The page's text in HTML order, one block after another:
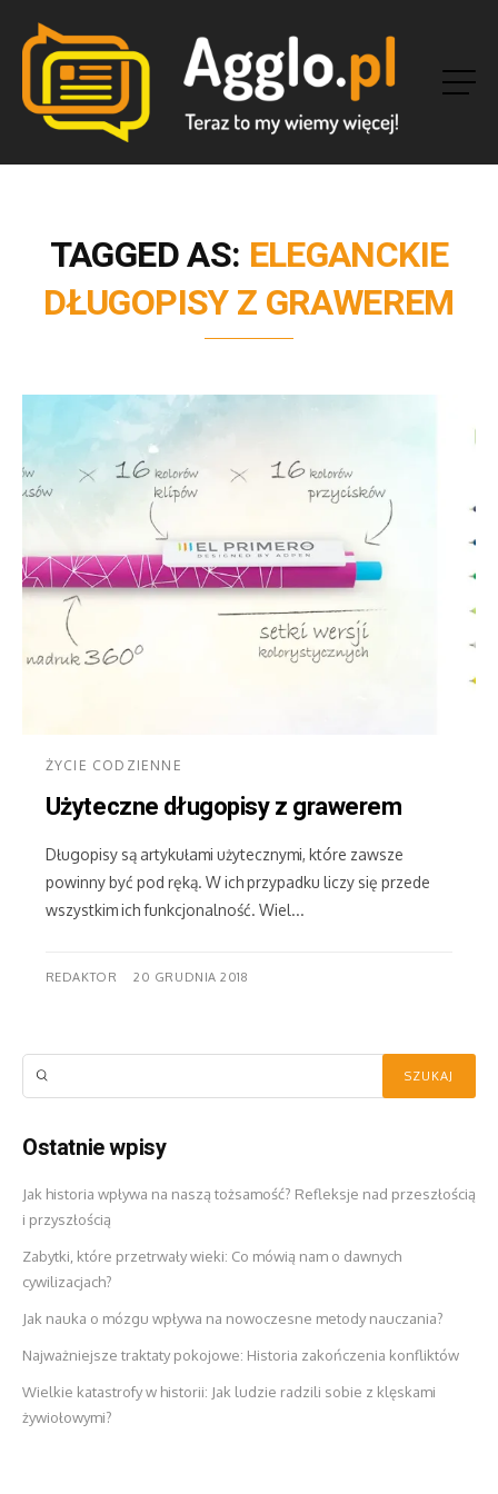
TAGGED AS: ELEGANCKIE
DŁUGOPISY Z GRAWEREM
ŻYCIE CODZIENNE
Użyteczne długopisy z grawerem
Długopisy są artykułami użytecznymi, które zawsze
powinny być pod ręką. W ich przypadku liczy się przede
wszystkim ich funkcjonalność. Wiel...
REDAKTOR 20 GRUDNIA 2018
Ostatnie wpisy
Jak historia wpływa na naszą tożsamość? Refleksje nad przeszłością
i przyszłością
Zabytki, które przetrwały wieki: Co mówią nam o dawnych
cywilizacjach?
Jak nauka o mózgu wpływa na nowoczesne metody nauczania?
Najważniejsze traktaty pokojowe: Historia zakończenia konfliktów
Wielkie katastrofy w historii: Jak ludzie radzili sobie z klęskami
żywiołowymi?